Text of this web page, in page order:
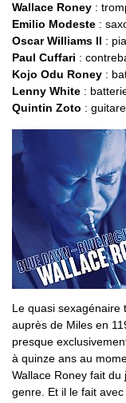
Wallace Roney :
Emilio Modeste :
Oscar Williams II :
Paul Cuffari :
Kojo Odu Roney :
Lenny White :
Quintin Zoto :
Le quasi sexagénaire
auprès de Miles en
presque
à quinze ans au
Wallace Roney fait
genre. Et il le fait